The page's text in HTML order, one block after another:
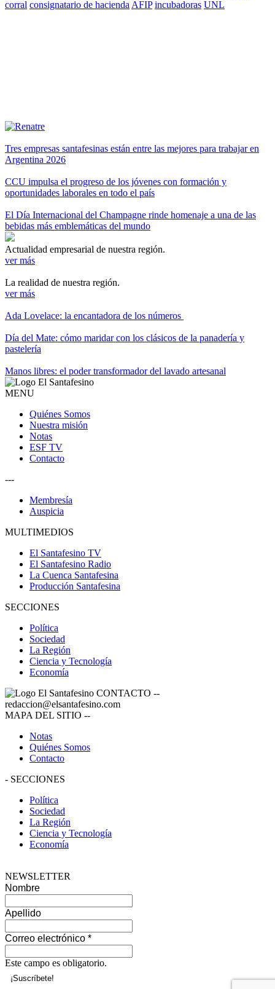
corral consignatario de hacienda AFIP incubadoras UNL
Tres empresas santafesinas están entre las mejores para trabajar en
Argentina 2026
CCU impulsa el progreso de los jóvenes con formación y
oportunidades laborales en todo el país
El Día Internacional del Champagne rinde homenaje a una de las
bebidas más emblemáticas del mundo
Actualidad empresarial de nuestra región.
ver más
La realidad de nuestra región.
ver más
Ada Lovelace: la encantadora de los números
Día del Mate: cómo maridar con los clásicos de la panadería y
pastelería
Manos libres: el poder transformador del lavado artesanal
MENU
Quiénes Somos
Nuestra misión
Notas
ESF TV
Contacto
---
Membresía
Auspicia
MULTIMEDIOS
El Santafesino TV
El Santafesino Radio
La Cuenca Santafesina
Producción Santafesina
SECCIONES
Política
Sociedad
La Región
Ciencia y Tecnología
Economía
CONTACTO --
redaccion@elsantafesino.com
MAPA DEL SITIO --
Notas
Quiénes Somos
Contacto
- SECCIONES
Política
Sociedad
La Región
Ciencia y Tecnología
Economía
NEWSLETTER
Nombre
Apellido
Correo electrónico *
Este campo es obligatorio.